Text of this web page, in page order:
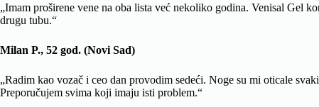
„Imam proširene vene na oba lista već nekoliko godina. Venisal Gel
drugu tubu.“
Milan P., 52 god. (Novi Sad)
„Radim kao vozač i ceo dan provodim sedeći. Noge su mi oticale
Preporučujem svima koji imaju isti problem.“